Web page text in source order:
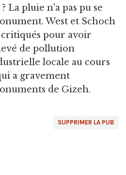
La pluie n'a pas pu se
West et Schoch
pour avoir
de pollution
locale au cours
a gravement
de Gizeh.
SUPPRIMER LA PUB